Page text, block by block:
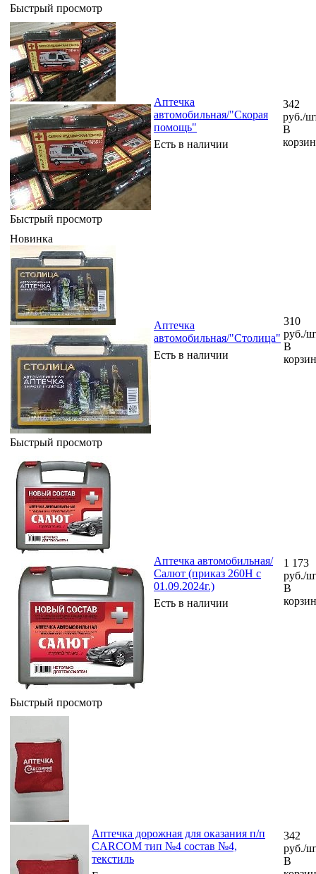
Быстрый просмотр
Быстрый просмотр
Аптечка
автомобильная/"Скорая
помощь"
Есть в наличии
342
руб./
В
Новинка
Быстрый просмотр
Аптечка
автомобильная/"Столица"
Есть в наличии
310
руб./
В
Быстрый просмотр
Аптечка автомобильная/
Салют (приказ 260Н с
01.09.2024г.)
Есть в наличии
1 173
руб./
В
Аптечка дорожная для оказания п/п
CARCOM тип №4 состав №4,
текстиль
342
руб./
В